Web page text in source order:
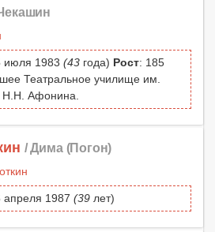
июля 1983 (43 года) Рост: 185
Театральное училище им.
Афонина.
/ Дима (Погон)
апреля 1987 (39 лет)